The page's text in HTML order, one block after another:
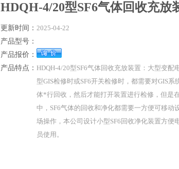
HDQH-4/20型SF6气体回收充放
更新时间： 2025-04-22
产品型号：
产品报价：
产品特点： HDQH-4/20型SF6气体回收充放装置：大型变配
型GIS检修时或SF6开关检修时，都需要对GIS系
体*行回收，然后才能打开装置进行检修，但是
中，SF6气体的回收和净化都需要一方便可移动
场操作，本公司设计小型SF6回收净化装置方便
员使用。